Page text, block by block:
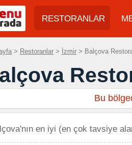
RESTORANLAR
> Restoranlar > İzmir > Balçova
Bu
en iyi (en çok tavsiye